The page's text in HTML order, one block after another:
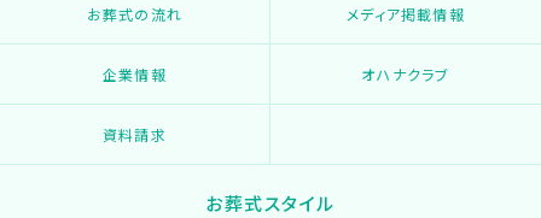
お葬式の流れ メディア掲載情報
企業情報 オハナクラブ
資料請求
お葬式スタイル